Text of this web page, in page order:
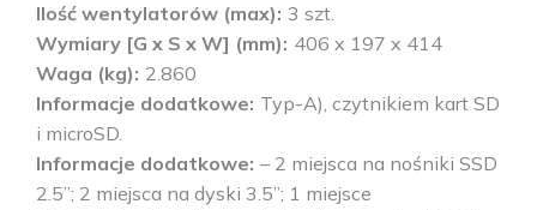
Ilość wentylatorów (max) 3 szt.
Wymiary [G x S x W] (mm) 406 x 197 x 414
Waga (kg) 2.860
Informacje dodatkowe Typ-A), czytnikiem kart SD
i microSD.
Informacje dodatkowe – 2 miejsca na nośniki SSD
2.5’’; 2 miejsca na dyski 3.5’’; 1 miejsce